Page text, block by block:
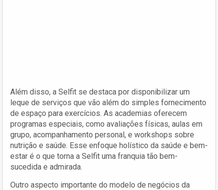
Além disso, a Selfit se destaca por disponibilizar um
leque de serviços que vão além do simples fornecimento
de espaço para exercícios. As academias oferecem
programas especiais, como avaliações físicas, aulas em
grupo, acompanhamento personal, e workshops sobre
nutrição e saúde. Esse enfoque holístico da saúde e bem-
estar é o que torna a Selfit uma franquia tão bem-
sucedida e admirada.
Outro aspecto importante do modelo de negócios da